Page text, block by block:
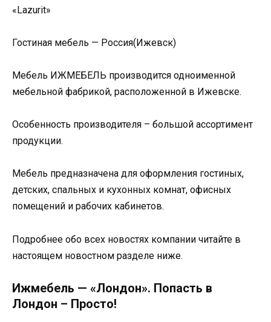
«Lazurit»
Гостиная мебель — Россия(Ижевск)
Мебель ИЖМЕБЕЛЬ производится одноименной
мебельной фабрикой, расположенной в Ижевске.
Особенность производителя – большой ассортимент
продукции.
Мебель предназначена для оформления гостиных,
детских, спальных и кухонных комнат, офисных
помещений и рабочих кабинетов.
Подробнее обо всех новостях компании читайте в
настоящем новостном разделе ниже.
Ижмебель — «Лондон». Попасть в
Лондон – Просто!